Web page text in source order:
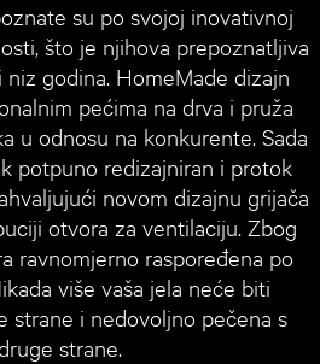
su po svojoj inovativnoj
što je njihova prepoznatljiva
godina. HomeMade dizajn
pećima na drva i pruža
u odnosu na konkurente. Sada
potpuno redizajniran i protok
novom dizajnu grijača
otvora za ventilaciju. Zbog
ravnomjerno raspoređena po
više vaša jela neće biti
strane i nedovoljno pečena s
strane.